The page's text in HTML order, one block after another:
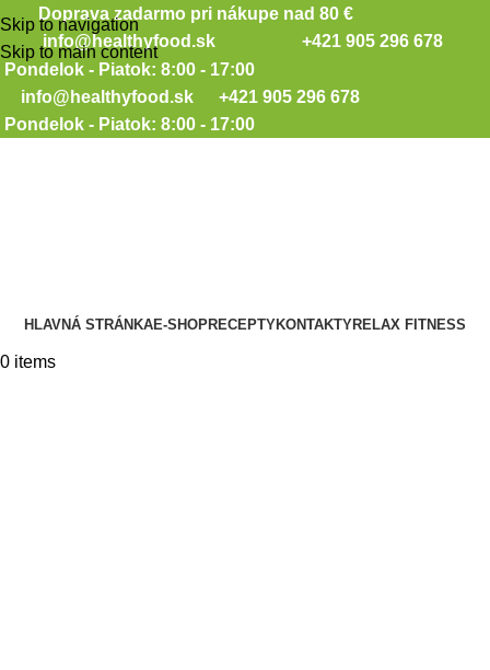
Skip to navigation
Skip to main content
Doprava zadarmo pri nákupe nad 80 €
info@healthyfood.sk
+421 905 296 678
Pondelok - Piatok: 8:00 - 17:00
info@healthyfood.sk
+421 905 296 678
Pondelok - Piatok: 8:00 - 17:00
HLAVNÁ STRÁNKAE-SHOPRECEPTYKONTAKTYRELAX FITNESS
0 items